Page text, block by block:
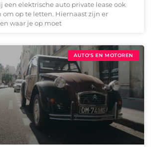
een elektrische auto private lease ook
op te letten. Hiernaast zijn er
waar je op moet
AUTO'S EN MOTOREN